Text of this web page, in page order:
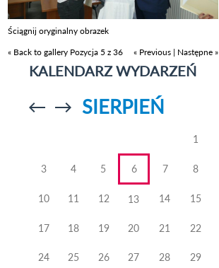
Ściągnij oryginalny obrazek
« Back to gallery Pozycja 5 z 36 « Previous | Następne »
KALENDARZ WYDARZEŃ
Przejdź doPrzejdź do
SIERPIEŃ
1
3 4 5 6 7 8
10 11 12 13 14 15
17 18 19 20 21 22
24 25 26 27 28 29